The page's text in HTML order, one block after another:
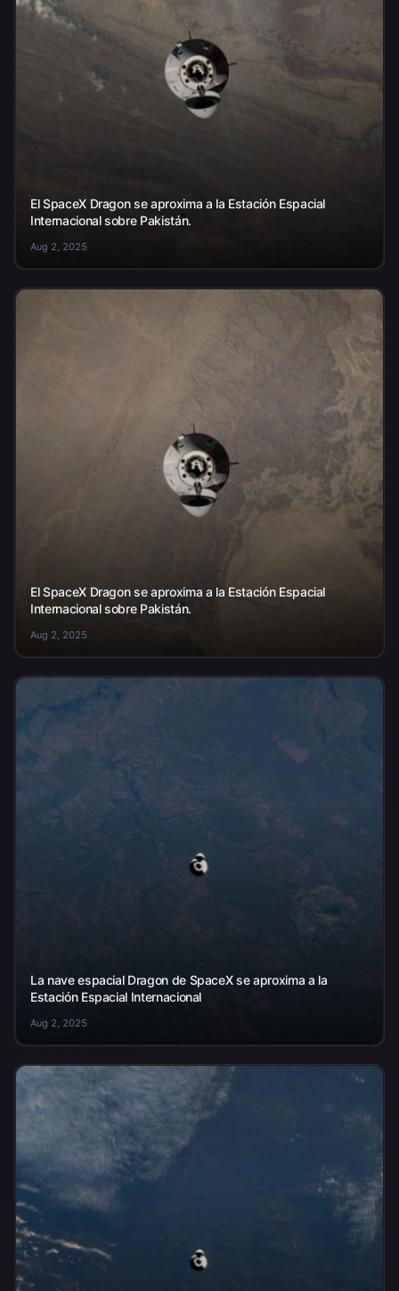
El SpaceX Dragon se aproxima a la Estación Espacial
Internacional sobre Pakistán.
Aug 2, 2025
El SpaceX Dragon se aproxima a la Estación Espacial
Internacional sobre Pakistán.
Aug 2, 2025
La nave espacial Dragon de SpaceX se aproxima a la
Estación Espacial Internacional
Aug 2, 2025